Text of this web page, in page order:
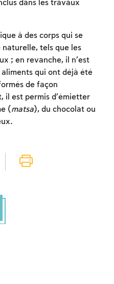
dans les travaux
à des corps qui se
tels que les
; en revanche, il n’est
qui ont déjà été
de façon
il est permis d’émietter
(matsa), du chocolat ou
vous avez étudié,
ou vous